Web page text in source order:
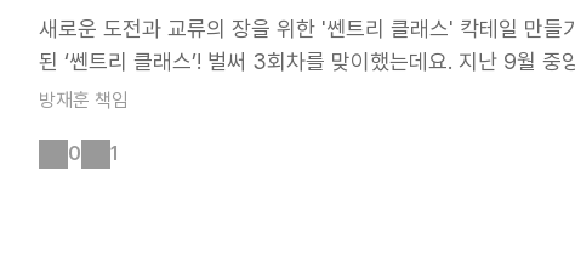
대회는 성황리에 막을 내렸습니다. "금번 족구대회를 통해
함양할 수 있었습니다. 추후에도 지속적으로 대회를 진행하
공장은 앞으로도 노사 간의 상생과 협력을 기반으로 행복한
공장의 아름다운 동행에 많은 관심과 응원 부탁드립니다! 💜
새로운 도전과 교류의 장을 위한 '쎈트리 클래스' 칵테일 만
된 ‘쎈트리 클래스’! 벌써 3회차를 맞이했는데요. 지난 9월
원데이 클래스를 진행했습니다. 칵테일, 알고 먹으면 더 맛있
로 알고 먹으니깐 앞으로 술이 더 맛있맛 질 것 같아요. 이어
방재훈 책임
0 1